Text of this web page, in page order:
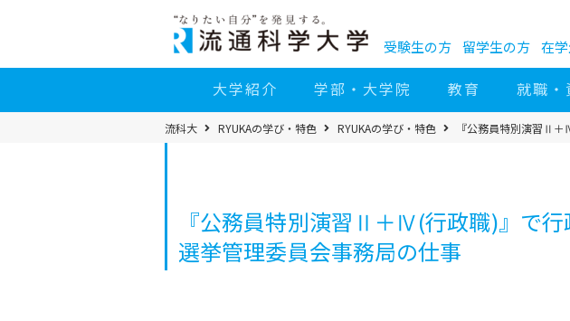
へ
受験生の方 留学生の方 在
大学紹介 学部・大学院 教育 就職・
パ
ン
流科大 RYUKAの学び・特色 RYUKAの学び・特色 『公務員特別演習Ⅱ
『公務員特別演習Ⅱ＋Ⅳ(行政職)』で
選挙管理委員会事務局の仕事